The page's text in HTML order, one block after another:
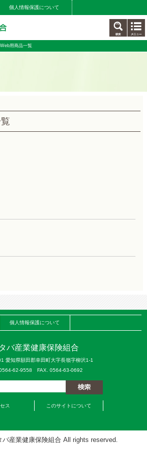
個人情報保護について
用商品一覧
個人情報保護について
バ産業健康保険組合
愛知県額田郡幸田町大字長嶺字柳沢1-1
62-9558 FAX. 0564-63-0692
ス このサイトについて
バ産業健康保険組合 All rights reserved.